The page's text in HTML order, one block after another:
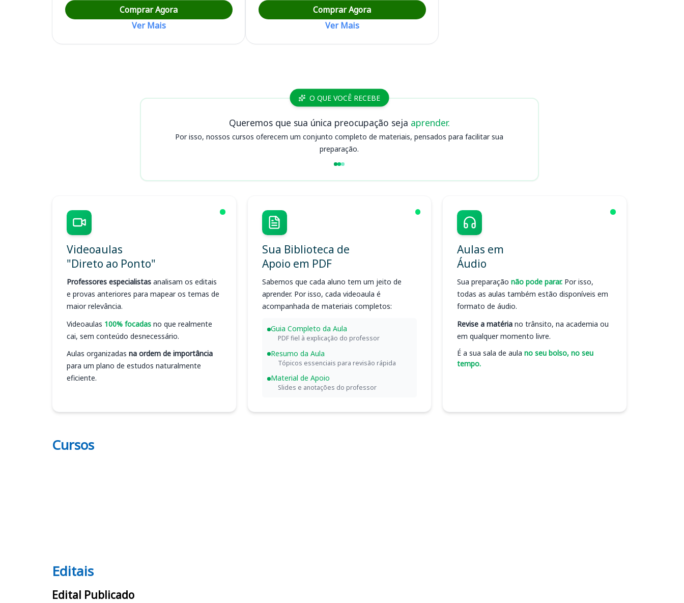
Comprar Agora
Ver Mais
Comprar Agora
Ver Mais
O QUE VOCÊ RECEBE
Queremos que sua única preocupação seja aprender.
Por isso, nossos cursos oferecem um conjunto completo de materiais, pensados para facilitar sua
preparação.
Videoaulas
"Direto ao Ponto"
Professores especialistas analisam os editais
e provas anteriores para mapear os temas de
maior relevância.
Videoaulas 100% focadas no que realmente
cai, sem conteúdo desnecessário.
Aulas organizadas na ordem de importância
para um plano de estudos naturalmente
eficiente.
Sua Biblioteca de
Apoio em PDF
Sabemos que cada aluno tem um jeito de
aprender. Por isso, cada videoaula é
acompanhada de materiais completos:
Guia Completo da Aula
PDF fiel à explicação do professor
Resumo da Aula
Tópicos essenciais para revisão rápida
Material de Apoio
Slides e anotações do professor
Aulas em
Áudio
Sua preparação não pode parar. Por isso,
todas as aulas também estão disponíveis em
formato de áudio.
Revise a matéria no trânsito, na academia ou
em qualquer momento livre.
É a sua sala de aula no seu bolso, no seu
tempo.
Cursos
Editais
Editais
Edital Publicado